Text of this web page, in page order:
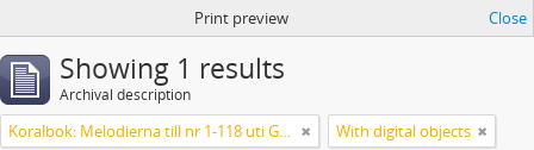
Print preview Close
Showing 1 results
Archival description
Koralbok: Melodierna till nr 1-118 uti Gamla Psalmboken, enstämmigt satta With digital objects